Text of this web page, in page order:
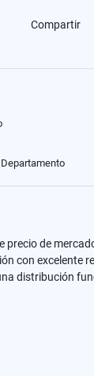
Compartir
Departamento
de
con excelente
distribución